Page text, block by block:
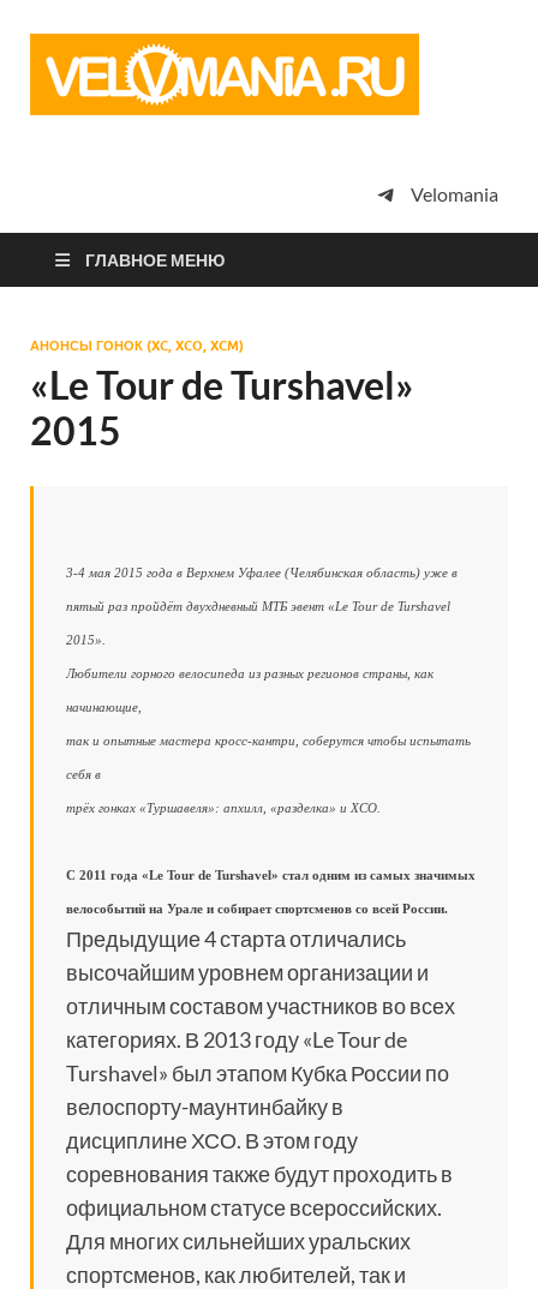
просто
Velomania
ГЛАВНОЕ МЕНЮ
АНОНСЫ ГОНОК (XC, XCO, XCM)
«Le Tour de Turshavel»
2015
3-4 мая 2015 года в Верхнем Уфалее (Челябинская область) уже в
пятый раз пройдёт двухдневный МТБ эвент «Le Tour de Turshavel
2015».
Любители горного велосипеда из разных регионов страны, как
начинающие,
так и опытные мастера кросс-кантри, соберутся чтобы испытать
себя в
трёх гонках «Туршавеля»: апхилл, «разделка» и ХСО.
С 2011 года «Le Tour de Turshavel» стал одним из самых значимых
велособытий на Урале и собирает спортсменов со всей России.
Предыдущие 4 старта отличались
высочайшим уровнем организации и
отличным составом участников во всех
категориях. В 2013 году «Le Tour de
Turshavel» был этапом Кубка России по
велоспорту-маунтинбайку в
дисциплине ХСО. В этом году
соревнования также будут проходить в
официальном статусе всероссийских.
Для многих сильнейших уральских
спортсменов, как любителей, так и